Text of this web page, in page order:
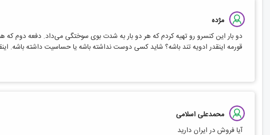
مژده
دو بار این کنسرو رو تهیه کردم که هر دو بار به شدت بوی سوختگی می‌داد. دفعه دوم که
قورمه اینقدر ادویه تند باشه؟ شاید کسی دوست نداشته باشه یا حساسیت داشته باشه.
محمدعلی اسلامی
آیا فروش در ایران دارید